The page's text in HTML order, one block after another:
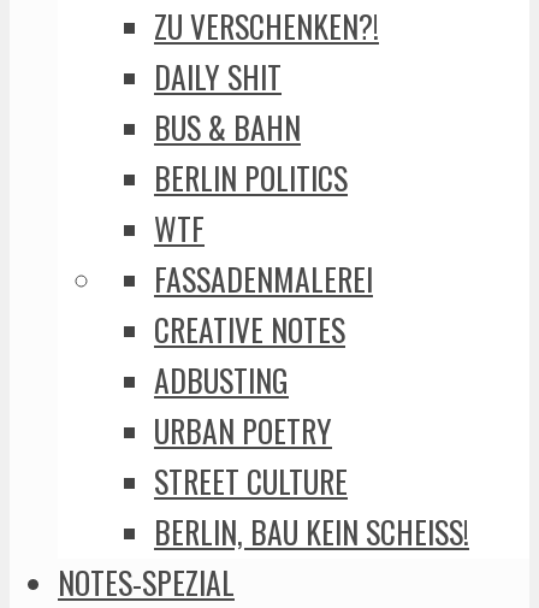
ZU VERSCHENKEN?!
DAILY SHIT
BUS & BAHN
BERLIN POLITICS
WTF
FASSADENMALEREI
CREATIVE NOTES
ADBUSTING
URBAN POETRY
STREET CULTURE
BERLIN, BAU KEIN SCHEISS!
NOTES-SPEZIAL